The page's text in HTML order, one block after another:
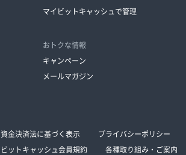
マイビットキャッシュで管理
おトクな情報
キャンペーン
メールマガジン
資金決済法に基づく表示 プライバシーポリシー
ビットキャッシュ会員規約 各種取り組み・ご案内